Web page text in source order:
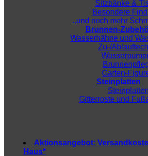
Sitzbänke &
Besondere
..und noch mehr
Brunnen-
Wasserhähne und
Zu-/
Garten-
Steinplatten
Steinplatten
Gitterroste und
Aktionsangebot:
Haus*